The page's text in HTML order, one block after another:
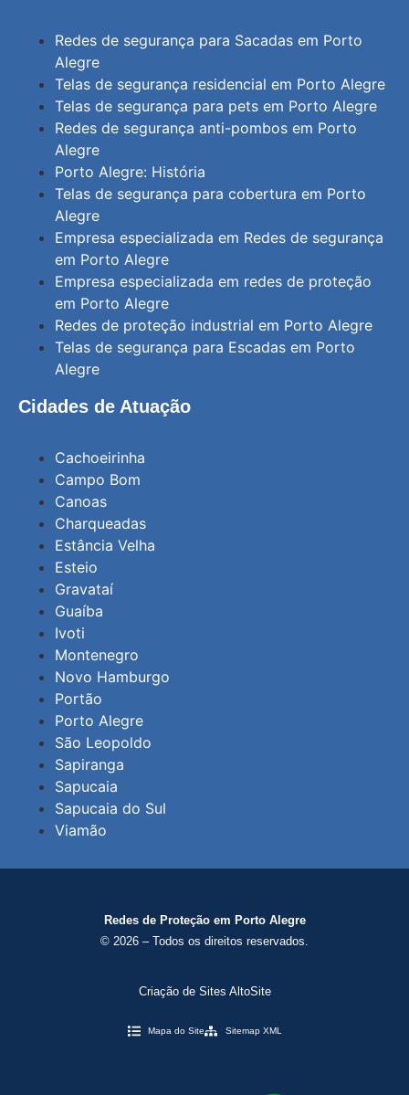
Redes de segurança para Sacadas em Porto
Alegre
Telas de segurança residencial em Porto Alegre
Telas de segurança para pets em Porto Alegre
Redes de segurança anti-pombos em Porto
Alegre
Porto Alegre: História
Telas de segurança para cobertura em Porto
Alegre
Empresa especializada em Redes de segurança
em Porto Alegre
Empresa especializada em redes de proteção
em Porto Alegre
Redes de proteção industrial em Porto Alegre
Telas de segurança para Escadas em Porto
Alegre
Cidades de Atuação
Cachoeirinha
Campo Bom
Canoas
Charqueadas
Estância Velha
Esteio
Gravataí
Guaíba
Ivoti
Montenegro
Novo Hamburgo
Portão
Porto Alegre
São Leopoldo
Sapiranga
Sapucaia
Sapucaia do Sul
Viamão
Redes de Proteção em Porto Alegre
© 2026 – Todos os direitos reservados.
Criação de Sites AltoSite
Mapa do Site Sitemap XML